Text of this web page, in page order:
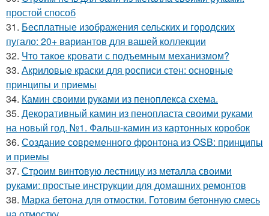
простой способ
31. Бесплатные изображения сельских и городских
пугало: 20+ вариантов для вашей коллекции
32. Что такое кровати с подъемным механизмом?
33. Акриловые краски для росписи стен: основные
принципы и приемы
34. Камин своими руками из пеноплекса схема.
35. Декоративный камин из пенопласта своими руками
на новый год. №1. Фальш-камин из картонных коробок
36. Создание современного фронтона из OSB: принципы
и приемы
37. Строим винтовую лестницу из металла своими
руками: простые инструкции для домашних ремонтов
38. Марка бетона для отмостки. Готовим бетонную смесь